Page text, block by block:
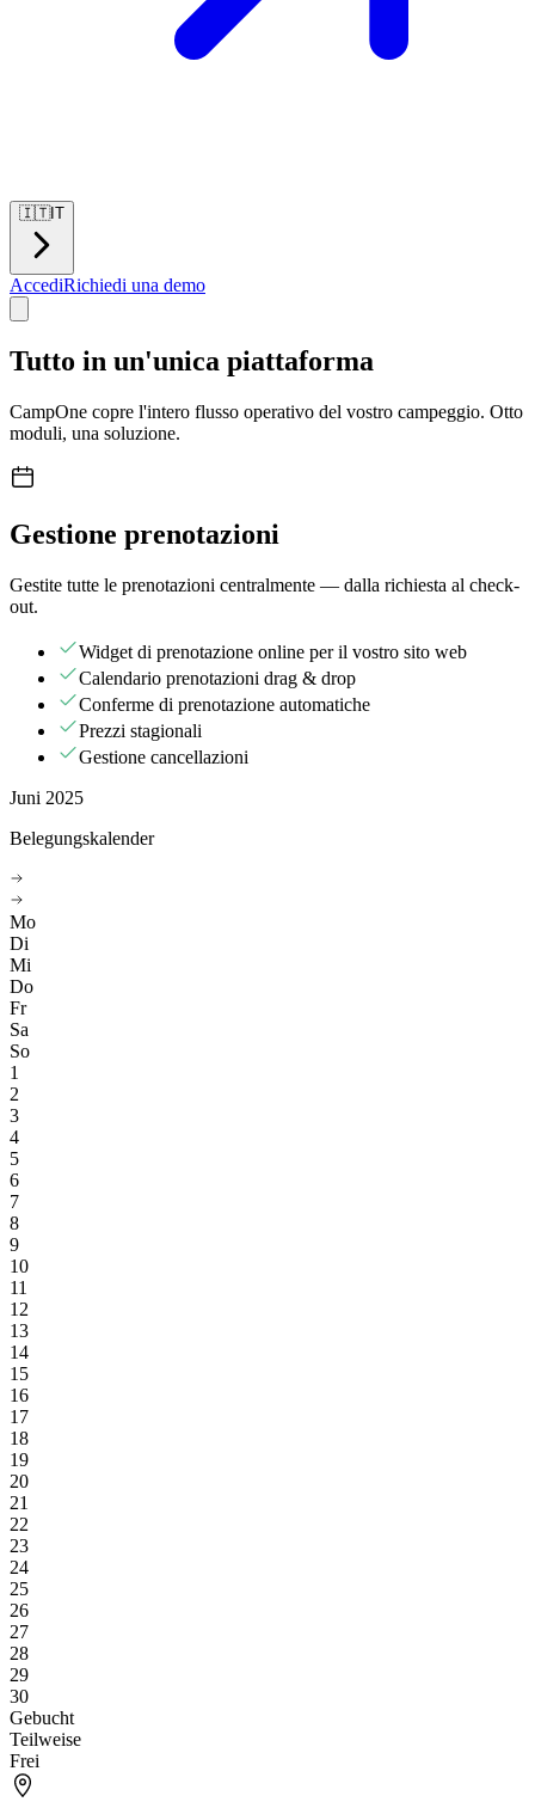
🇮🇹IT
AccediRichiedi una demo
Tutto in un'unica piattaforma
CampOne copre l'intero flusso operativo del vostro campeggio. Otto
moduli, una soluzione.
Gestione prenotazioni
Gestite tutte le prenotazioni centralmente — dalla richiesta al check-
out.
Widget di prenotazione online per il vostro sito web
Calendario prenotazioni drag & drop
Conferme di prenotazione automatiche
Prezzi stagionali
Gestione cancellazioni
Juni 2025
Belegungskalender
Mo
Di
Mi
Do
Fr
Sa
So
1
2
3
4
5
6
7
8
9
10
11
12
13
14
15
16
17
18
19
20
21
22
23
24
25
26
27
28
29
30
Gebucht
Teilweise
Frei